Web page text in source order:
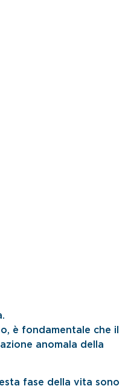
è fondamentale che il
anomala della
fase della vita sono